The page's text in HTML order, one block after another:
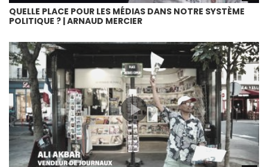
QUELLE PLACE POUR LES MÉDIAS DANS NOTRE SYSTÈME
POLITIQUE ? | ARNAUD MERCIER